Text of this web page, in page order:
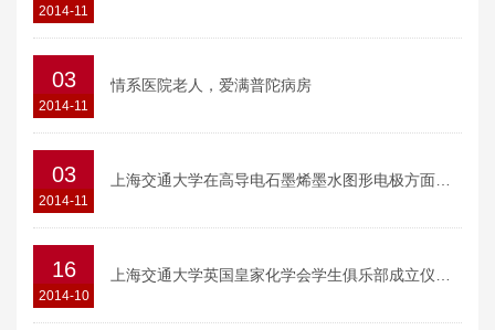
2014-11
03
2014-11
情系医院老人，爱满普陀病房
03
2014-11
16
2014-10